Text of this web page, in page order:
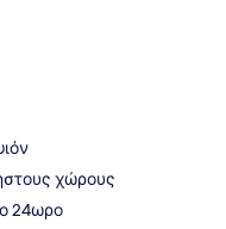
χώρους
24ωρο